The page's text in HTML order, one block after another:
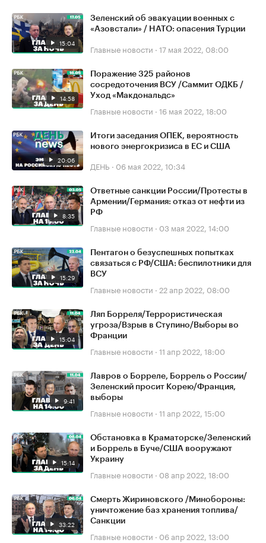
15:04
Зеленский об эвакуации военных с
«Азовстали» / НАТО: опасения Турции
Главные новости · 17 мая 2022, 08:00
14:58
Поражение 325 районов
сосредоточения ВСУ /Саммит ОДКБ /
Уход «Макдональдс»
Главные новости · 16 мая 2022, 18:00
20:06
Итоги заседания ОПЕК, вероятность
нового энергокризиса в ЕС и США
ДЕНЬ · 06 мая 2022, 10:34
8:35
Ответные санкции России/Протесты в
Армении/Германия: отказ от нефти из
РФ
Главные новости · 03 мая 2022, 14:00
15:29
Пентагон о безуспешных попытках
связаться с РФ/США: беспилотники для
ВСУ
Главные новости · 22 апр 2022, 08:00
15:04
Ляп Борреля/Террористическая
угроза/Взрыв в Ступино/Выборы во
Франции
Главные новости · 11 апр 2022, 18:00
9:41
Лавров о Борреле, Боррель о России/
Зеленский просит Корею/Франция,
выборы
Главные новости · 11 апр 2022, 15:00
15:14
Обстановка в Краматорске/Зеленский
и Боррель в Буче/США вооружают
Украину
Главные новости · 08 апр 2022, 18:00
33:22
Смерть Жириновского /Минобороны:
уничтожение баз хранения топлива/
Санкции
Главные новости · 06 апр 2022, 13:00